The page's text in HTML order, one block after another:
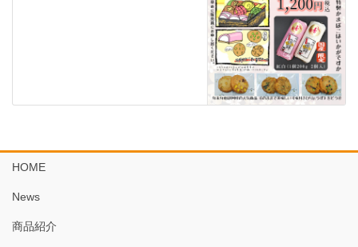
HOME
News
商品紹介